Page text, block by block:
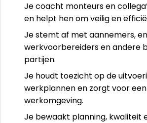
Je coacht monteurs en
en helpt hen om veilig en
Je stemt af met aannemers,
werkvoorbereiders en andere
partijen.
Je houdt toezicht op de
werkplannen en zorgt voor
werkomgeving.
Je bewaakt planning, kwaliteit